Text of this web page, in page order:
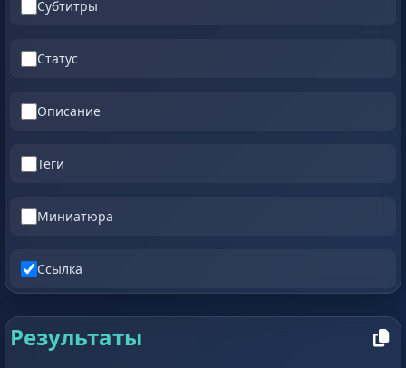
Субтитры
Статус
Описание
Теги
Миниатюра
Ссылка
Результаты